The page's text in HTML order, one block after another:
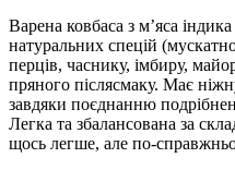
Варена ковбаса з м’яса
натуральних спецій
перців, часнику, імбиру,
пряного післясмаку. Має
завдяки поєднанню
Легка та збалансована за
щось легше, але по-